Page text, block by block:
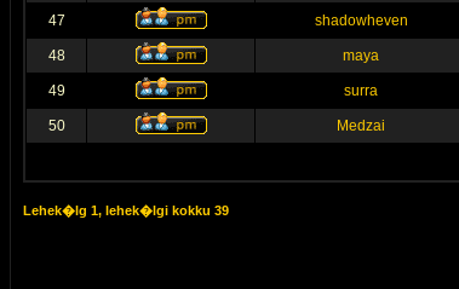
47 shadowheven
48 maya
49 surra
50 Medzai
Lehek�lg 1, lehek�lgi kokku 39